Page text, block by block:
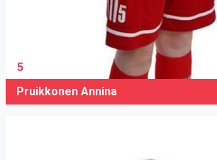
5
Pruikkonen Annina